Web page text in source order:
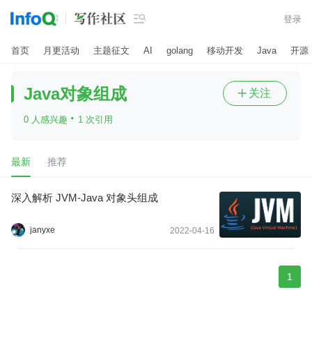
 登录
首页 月更活动 主题征文 AI golang 移动开发 Java 开源
Java对象组成
0 人感兴趣 · 1 次引用
 关注
最新 推荐
深入解析 JVM-Java 对象头组成
janyxe 2022-04-16
1